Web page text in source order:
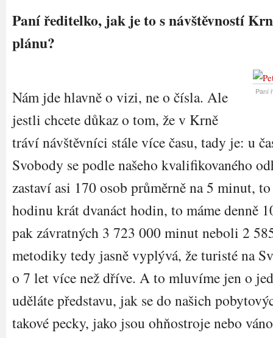
Paní ředitelko, jak je to s návštěvností
plánu?
Paní
Nám jde hlavně o vizi, ne o čísla. Ale
jestli chcete důkaz o tom, že v Krně
tráví návštěvníci stále více času, tady je: u
Svobody se podle našeho kvalifikovaného
zastaví asi 170 osob průměrně na 5 minut,
hodinu krát dvanáct hodin, to máme denně
pak závratných 3 723 000 minut neboli 2
metodiky tedy jasně vyplývá, že turisté na
o 7 let více než dříve. A to mluvíme jen o
uděláte představu, jak se do našich
takové pecky, jako jsou ohňostroje nebo